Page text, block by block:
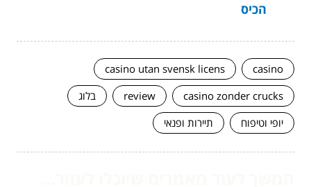
הכיס
casino
casino utan svensk licens
casino zonder crucks
review
בלוג
יופי וטיפוח
תיירות ופנאי